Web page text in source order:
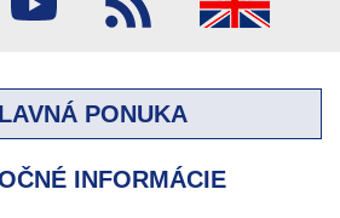
PONUKA
INFORMÁCIE